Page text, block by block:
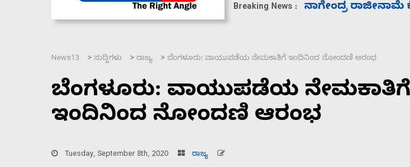
Breaking News :
ಸದನ ನಡೆಸಲು ಬಿಡೆವು: ಛಲವಾದಿ ನಾರಾಯಣಸ್ವಾಮಿ ಸಚಿವ ಸಂಪುಟ ವಿಸ್ತರಣೆ
News13 > ಸುದ್ದಿಗಳು > ರಾಜ್ಯ > ಬೆಂಗಳೂರು: ವಾಯುಪಡೆಯ ನೇಮಕಾತಿಗೆ ಇಂದಿನಿಂದ ನೋಂದಣಿ ಆರಂಭ
ಬೆಂಗಳೂರು: ವಾಯುಪಡೆಯ ನೇಮಕಾತಿಗೆ
ಇಂದಿನಿಂದ ನೋಂದಣಿ ಆರಂಭ
Tuesday, September 8th, 2020 ರಾಜ್ಯ